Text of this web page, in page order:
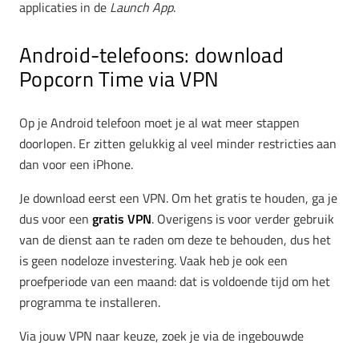
applicaties in de Launch App.
Android-telefoons: download
Popcorn Time via VPN
Op je Android telefoon moet je al wat meer stappen
doorlopen. Er zitten gelukkig al veel minder restricties aan
dan voor een iPhone.
Je download eerst een VPN. Om het gratis te houden, ga je
dus voor een gratis VPN. Overigens is voor verder gebruik
van de dienst aan te raden om deze te behouden, dus het
is geen nodeloze investering. Vaak heb je ook een
proefperiode van een maand: dat is voldoende tijd om het
programma te installeren.
Via jouw VPN naar keuze, zoek je via de ingebouwde